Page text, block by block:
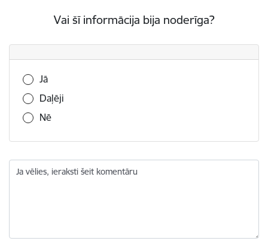
Vai šī informācija bija noderīga?
Vai šī informācija bija noderīga?
Jā
Daļēji
Nē
Ja vēlies, ieraksti šeit komentāru